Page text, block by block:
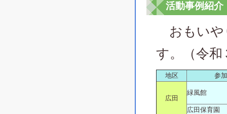
活動事例紹介
おもいや
す。（令和
地区 参
広田
緑風館
広田保育園